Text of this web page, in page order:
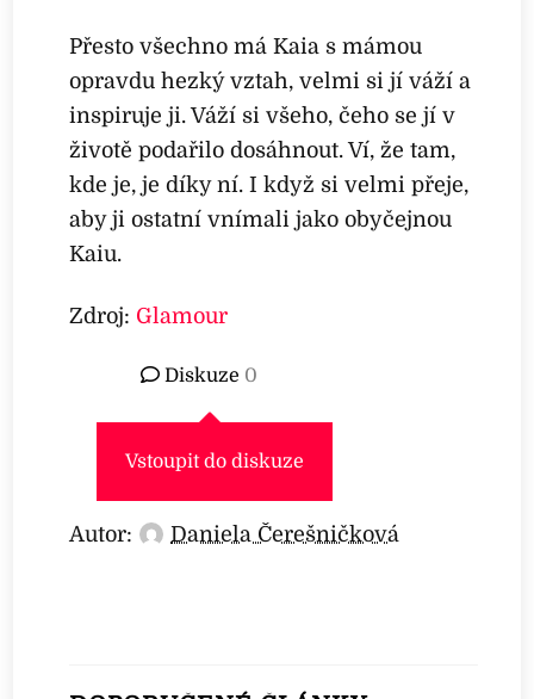
Přesto všechno má Kaia s mámou
opravdu hezký vztah, velmi si jí váží a
inspiruje ji. Váží si všeho, čeho se jí v
životě podařilo dosáhnout. Ví, že tam,
kde je, je díky ní. I když si velmi přeje,
aby ji ostatní vnímali jako obyčejnou
Kaiu.
Zdroj: Glamour
Diskuze 0
Vstoupit do diskuze
Autor: Daniela Čerešničková